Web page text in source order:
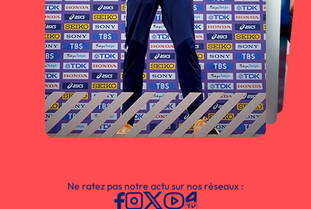
Ne ratez pas notre actu sur nos réseaux :